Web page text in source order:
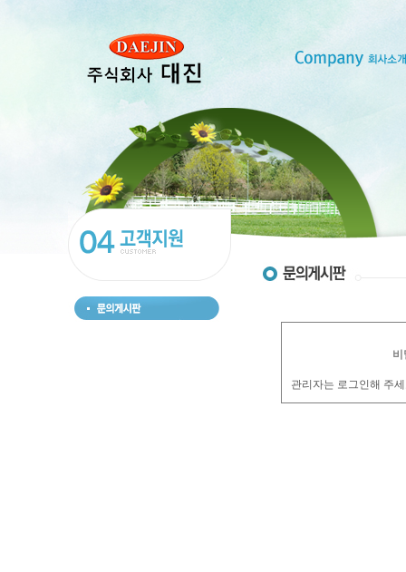
비
관리자는 로그인해 주